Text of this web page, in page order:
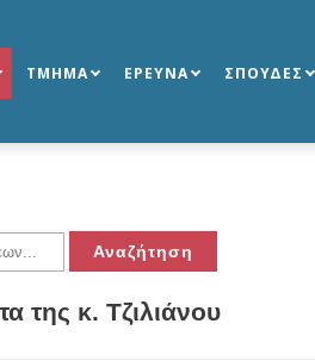
ΤΜΗΜΑ ΕΡΕΥΝΑ ΣΠΟΥΔΕΣ
της κ. Τζιλιάνου